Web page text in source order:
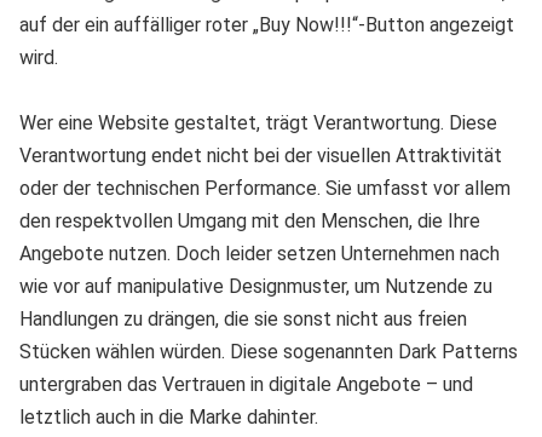
Wer eine Website gestaltet, trägt Verantwortung. Diese
Verantwortung endet nicht bei der visuellen Attraktivität
oder der technischen Performance. Sie umfasst vor allem
den respektvollen Umgang mit den Menschen, die Ihre
Angebote nutzen. Doch leider setzen Unternehmen nach
wie vor auf manipulative Designmuster, um Nutzende zu
Handlungen zu drängen, die sie sonst nicht aus freien
Stücken wählen würden. Diese sogenannten Dark Patterns
untergraben das Vertrauen in digitale Angebote – und
letztlich auch in die Marke dahinter.